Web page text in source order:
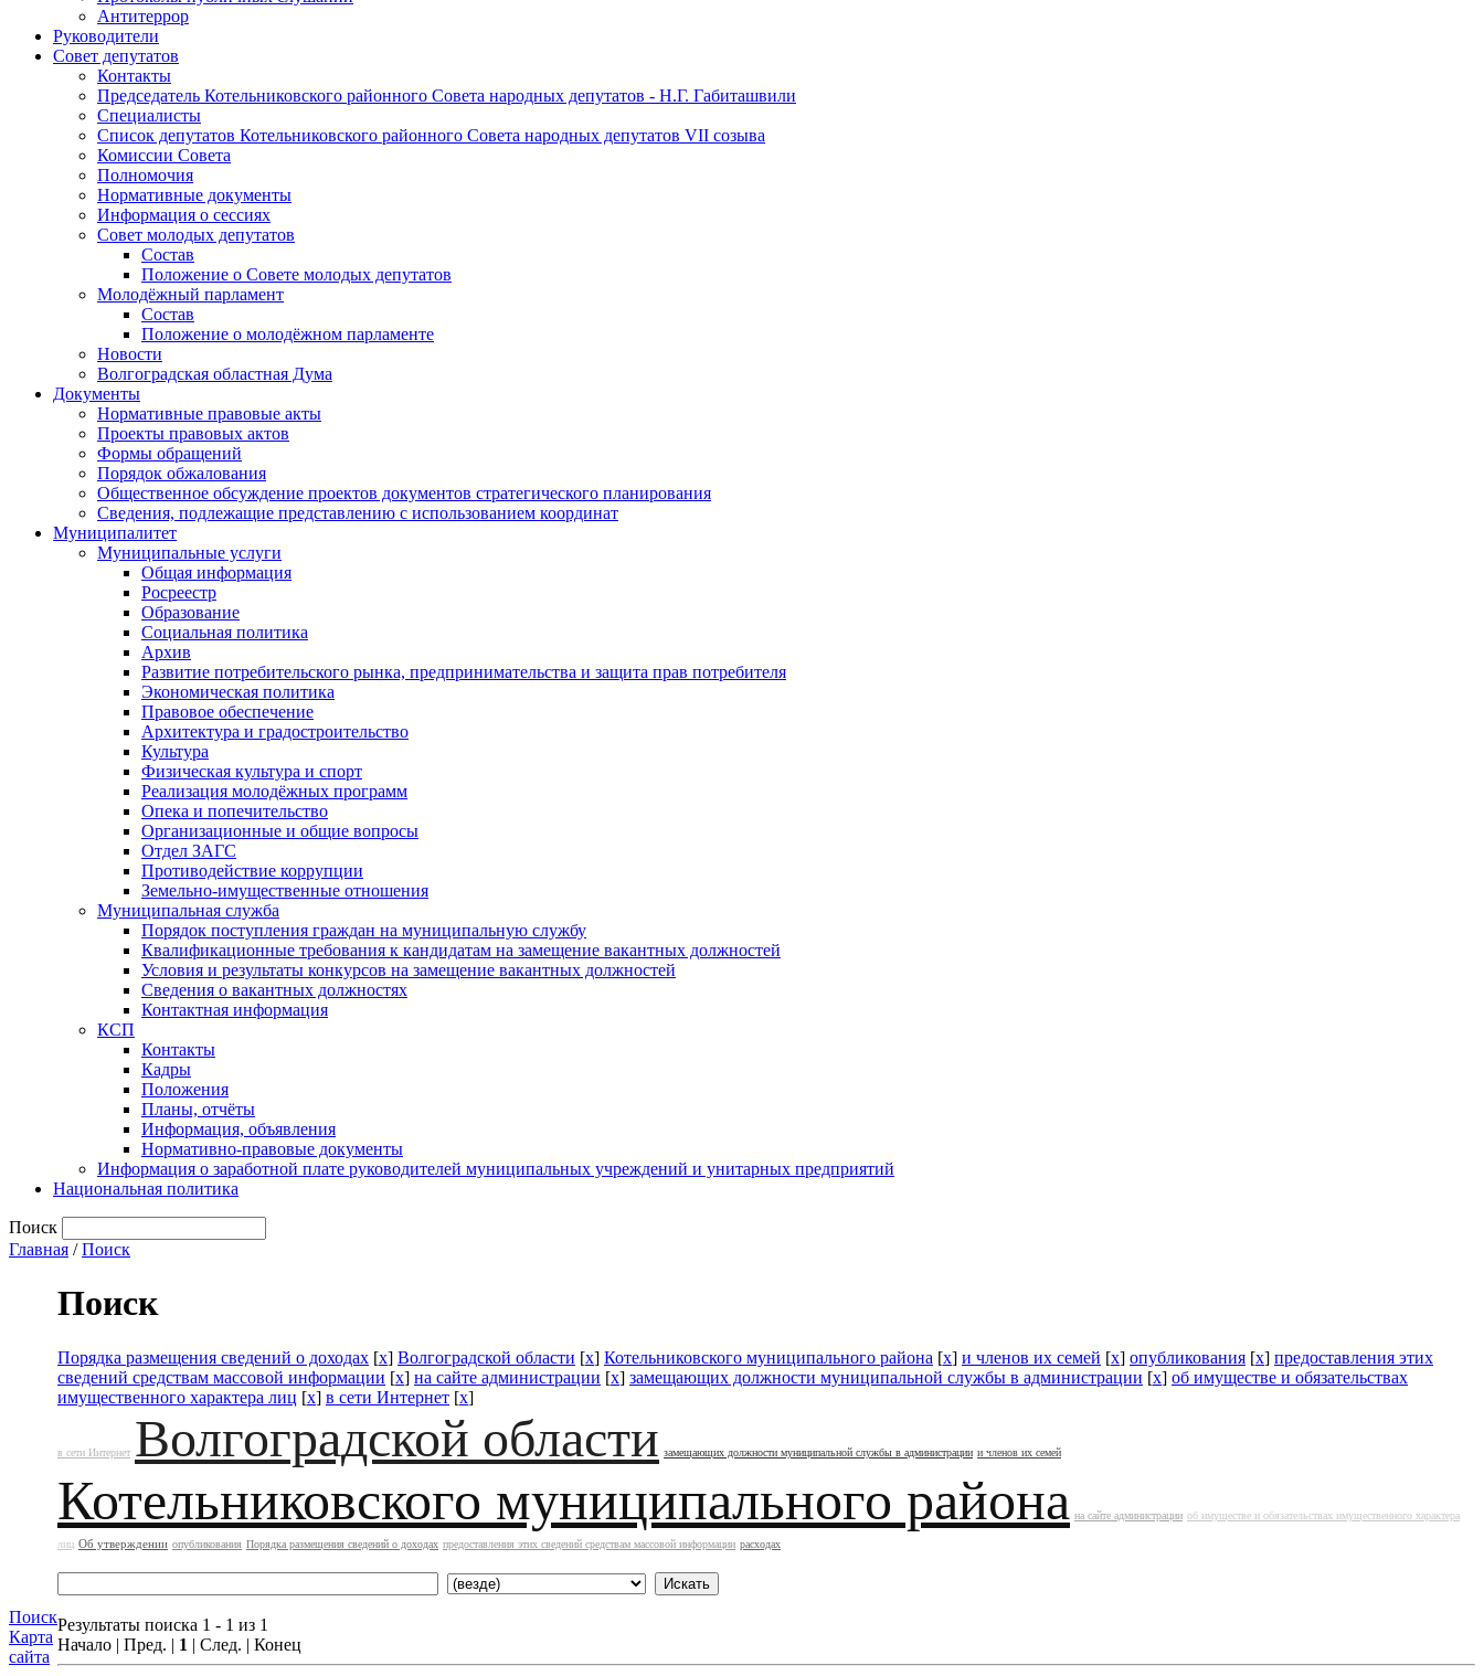
Антитеррор
Руководители
Совет депутатов
Контакты
Председатель Котельниковского районного Совета народных депутатов - Н.Г. Габиташвили
Специалисты
Список депутатов Котельниковского районного Совета народных депутатов VII созыва
Комиссии Совета
Полномочия
Нормативные документы
Информация о сессиях
Совет молодых депутатов
Состав
Положение о Совете молодых депутатов
Молодёжный парламент
Состав
Положение о молодёжном парламенте
Новости
Волгоградская областная Дума
Документы
Нормативные правовые акты
Проекты правовых актов
Формы обращений
Порядок обжалования
Общественное обсуждение проектов документов стратегического планирования
Сведения, подлежащие представлению с использованием координат
Муниципалитет
Муниципальные услуги
Общая информация
Росреестр
Образование
Социальная политика
Архив
Развитие потребительского рынка, предпринимательства и защита прав потребителя
Экономическая политика
Правовое обеспечение
Архитектура и градостроительство
Культура
Физическая культура и спорт
Реализация молодёжных программ
Опека и попечительство
Организационные и общие вопросы
Отдел ЗАГС
Противодействие коррупции
Земельно-имущественные отношения
Муниципальная служба
Порядок поступления граждан на муниципальную службу
Квалификационные требования к кандидатам на замещение вакантных должностей
Условия и результаты конкурсов на замещение вакантных должностей
Сведения о вакантных должностях
Контактная информация
КСП
Контакты
Кадры
Положения
Планы, отчёты
Информация, объявления
Нормативно-правовые документы
Информация о заработной плате руководителей муниципальных учреждений и унитарных предприятий
Национальная политика
Поиск
Главная /Поиск
Поиск
Карта
сайта
Поиск
Порядка размещения сведений о доходах [x] Волгоградской области [x] Котельниковского муниципального района [x] и членов их семей [x] опубликования [x] предоставления этих
сведений средствам массовой информации [x] на сайте администрации [x] замещающих должности муниципальной службы в администрации [x] об имуществе и обязательствах
имущественного характера лиц [x] в сети Интернет [x]
в сети Интернет Волгоградской области замещающих должности муниципальной службы в администрации и членов их семей
Котельниковского муниципального района на сайте администрации об имуществе и обязательствах имущественного характера
лиц Об утверждении опубликования Порядка размещения сведений о доходах предоставления этих сведений средствам массовой информации расходах
Результаты поиска 1 - 1 из 1
Начало | Пред. | 1 | След. | Конец